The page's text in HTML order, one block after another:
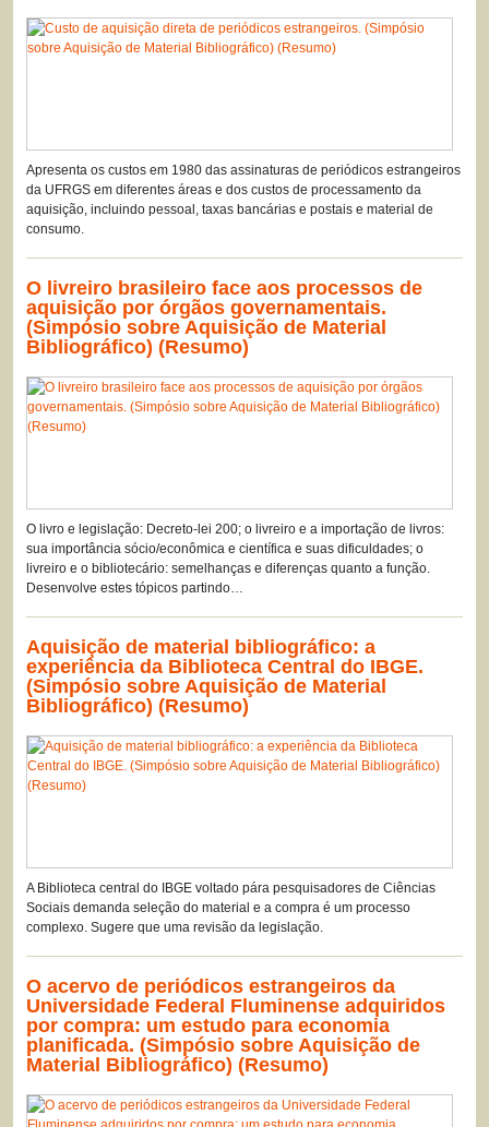
Apresenta os custos em 1980 das assinaturas de periódicos estrangeiros
da UFRGS em diferentes áreas e dos custos de processamento da
aquisição, incluindo pessoal, taxas bancárias e postais e material de
consumo.
O livreiro brasileiro face aos processos de
aquisição por órgãos governamentais.
(Simpósio sobre Aquisição de Material
Bibliográfico) (Resumo)
O livro e legislação: Decreto-lei 200; o livreiro e a importação de livros:
sua importância sócio/econômica e científica e suas dificuldades; o
livreiro e o bibliotecário: semelhanças e diferenças quanto a função.
Desenvolve estes tópicos partindo…
Aquisição de material bibliográfico: a
experiência da Biblioteca Central do IBGE.
(Simpósio sobre Aquisição de Material
Bibliográfico) (Resumo)
A Biblioteca central do IBGE voltado pára pesquisadores de Ciências
Sociais demanda seleção do material e a compra é um processo
complexo. Sugere que uma revisão da legislação.
O acervo de periódicos estrangeiros da
Universidade Federal Fluminense adquiridos
por compra: um estudo para economia
planificada. (Simpósio sobre Aquisição de
Material Bibliográfico) (Resumo)